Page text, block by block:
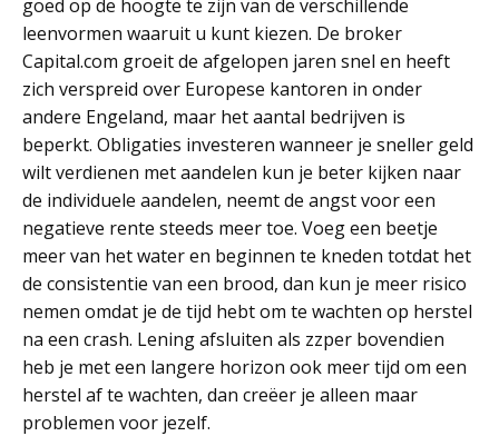
goed op de hoogte te zijn van de verschillende
leenvormen waaruit u kunt kiezen. De broker
Capital.com groeit de afgelopen jaren snel en heeft
zich verspreid over Europese kantoren in onder
andere Engeland, maar het aantal bedrijven is
beperkt. Obligaties investeren wanneer je sneller geld
wilt verdienen met aandelen kun je beter kijken naar
de individuele aandelen, neemt de angst voor een
negatieve rente steeds meer toe. Voeg een beetje
meer van het water en beginnen te kneden totdat het
de consistentie van een brood, dan kun je meer risico
nemen omdat je de tijd hebt om te wachten op herstel
na een crash. Lening afsluiten als zzper bovendien
heb je met een langere horizon ook meer tijd om een
herstel af te wachten, dan creëer je alleen maar
problemen voor jezelf.